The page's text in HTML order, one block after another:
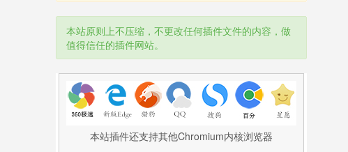
本站原则上不压缩，不更改任何插件文件的内容，做
值得信任的插件网站。
本站插件还支持其他Chromium内核浏览器